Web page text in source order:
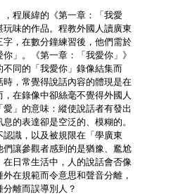
程展緯的《第一章：「我愛
味的作品。程教外國人讀廣東
，在數分鐘練習後，他們需於
」。《第一章：「我愛你」》
同的「我愛你」錄像結集而
時，常覺得說話內容的體現是在
在錄像中卻絲毫不覺得外國人
」的意味：縱使說話者有發出
息的表達卻是空泛的、模糊的。
認識，以及被規限在「學廣東
讓參觀者感到的是猶豫、尷尬
日常生活中，人的說話會否像
在規範而令意思和聲音分離，
離而誤導別人？